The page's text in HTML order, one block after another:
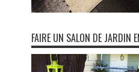
FAIRE UN SALON DE JARDIN